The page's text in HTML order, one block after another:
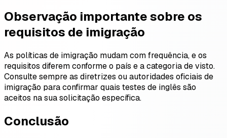
Observação importante sobre os
requisitos de imigração
As políticas de imigração mudam com frequência, e os
requisitos diferem conforme o país e a categoria de visto.
Consulte sempre as diretrizes ou autoridades oficiais de
imigração para confirmar quais testes de inglês são
aceitos na sua solicitação específica.
Conclusão